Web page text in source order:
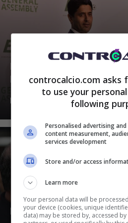
Fulmine a ciel sereno:
Khelaifi-Juventus
Dicembre 9, 2023
Ennesimo ribaltone: il
controcalcio.com asks
to use your
following
Personalised advertising
content measurement,
services development
Store and/or access
Learn more
Your personal data will be
your device (cookies, unique
data) may be stored by, accessed